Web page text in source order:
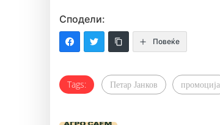
Сподели:
Повеќе
Tags: Петар Јанков промоција